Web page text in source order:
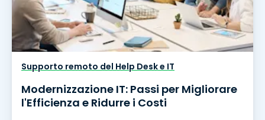
Supporto remoto del Help Desk e IT
Modernizzazione IT: Passi per Migliorare
l'Efficienza e Ridurre i Costi